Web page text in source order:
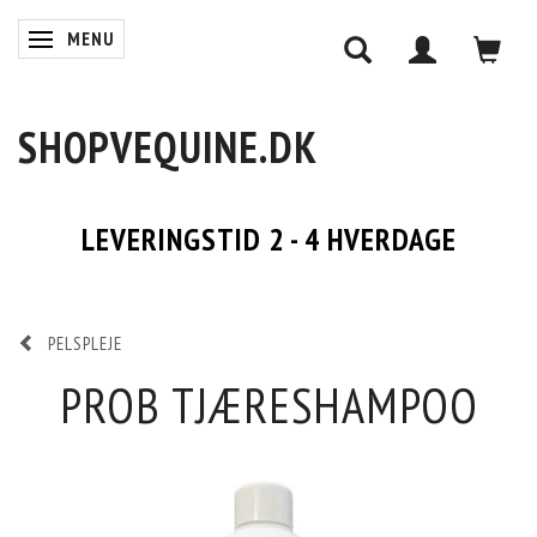
SKIFTE NAVIGATION
MENU
SHOPVEQUINE.DK
LEVERINGSTID 2 - 4 HVERDAGE
PELSPLEJE
PROB TJÆRESHAMPOO